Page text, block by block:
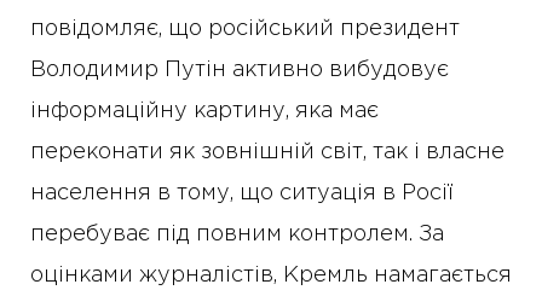
повідомляє, що російський президент
Володимир Путін активно вибудовує
інформаційну картину, яка має
переконати як зовнішній світ, так і власне
населення в тому, що ситуація в Росії
перебуває під повним контролем. За
оцінками журналістів, Кремль намагається